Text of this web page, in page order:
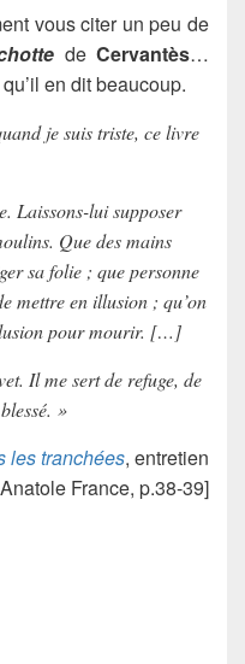
vous citer un peu de
de Cervantès…
en dit beaucoup.
je suis triste, ce livre
Laissons-lui supposer
Que des mains
sa folie ; que personne
mettre en illusion ; qu’on
pour mourir. […]
Il me sert de refuge, de
»
les tranchées, entretien
France, p.38-39]